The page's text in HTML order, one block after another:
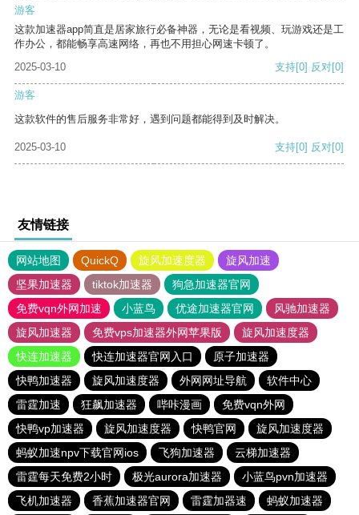
游客
这款加速器app简直是居家旅行必备神器，无论是看视频、玩游戏还是工
作办公，都能畅享高速网络，再也不用担心网速卡顿了。
2025-03-10
支持[0] 反对[0]
游客
这款软件的售后服务非常好，遇到问题都能得到及时解决。
2025-03-10 支持[0] 反对[0]
友情链接
网站地图 QuickQ 旋风加速度器
旋风加速
坚果加速器
tiktok加速器
狗急加速器官网
免费vqn外网加速
小蓝鸟 优途加速器官网
风驰加速器
旋风加速器
免费vps加速器外网苹果版
旋风加速度器
快连加速器
快连加速器官网入口
原子加速器
快鸭加速器
旋风加速度器 外网网址导航
软件中心
雷霆加速
狂飙加速器 哔咔漫画
免费vqn外网
快鸭vp加速器
旋风加速度器 快鸭官网
旋风加速度器
蚂蚁加速npv下载官网ios
飞狗加速器
云梯加速器
雷霆每天免费2小时
极光aurora加速器
小蓝鸟pvn加速器
飞机加速器
香蕉加速器官网 雷霆加器速 蚂蚁加速器